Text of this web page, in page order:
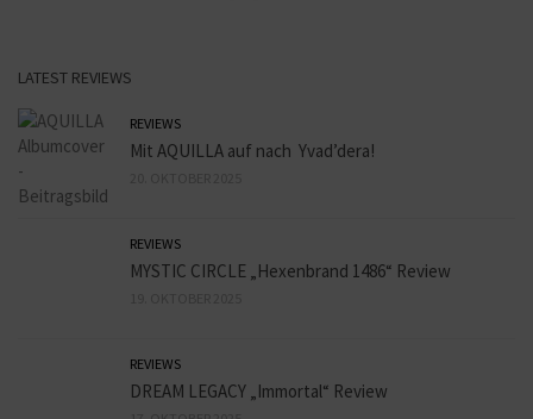
LATEST REVIEWS
REVIEWS
Mit AQUILLA auf nach Yvad’dera!
REVIEWS
MYSTIC CIRCLE „Hexenbrand 1486“ Review
REVIEWS
DREAM LEGACY „Immortal“ Review